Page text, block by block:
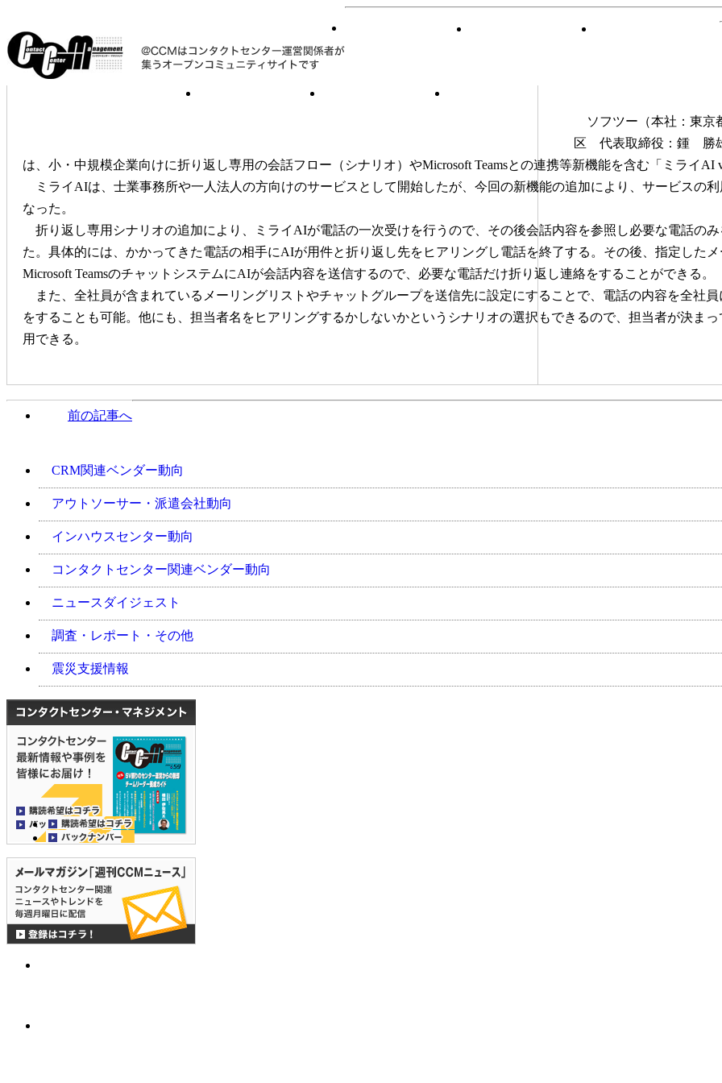
オの追加などに対応した
取次サービス「ミライAI
版を提供開始
ソフツー（本社：東京
区 代表取締役：鍾 勝
は、小・中規模企業向けに折り返し専用の会話フロー（シナリオ）やMicrosoft Teamsとの連携等新機能を含む「ミライAI
ミライAIは、士業事務所や一人法人の方向けのサービスとして開始したが、今回の新機能の追加により、サービスの
なった。
折り返し専用シナリオの追加により、ミライAIが電話の一次受けを行うので、その後会話内容を参照し必要な電話の
た。具体的には、かかってきた電話の相手にAIが用件と折り返し先をヒアリングし電話を終了する。その後、指定したメ
Microsoft TeamsのチャットシステムにAIが会話内容を送信するので、必要な電話だけ折り返し連絡をすることができる。
また、全社員が含まれているメーリングリストやチャットグループを送信先に設定にすることで、電話の内容を全社
をすることも可能。他にも、担当者名をヒアリングするかしないかというシナリオの選択もできるので、担当者が決ま
用できる。
前の記事へ
CRM関連ベンダー動向
アウトソーサー・派遣会社動向
インハウスセンター動向
コンタクトセンター関連ベンダー動向
ニュースダイジェスト
調査・レポート・その他
震災支援情報